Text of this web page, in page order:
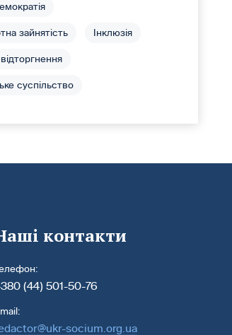
зайнятість Інклюзія
суспільство
контакти
(44) 501-50-76
socium.org.ua